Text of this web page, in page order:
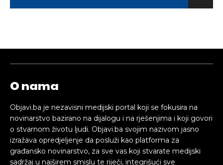
O nama
Objavi.ba je nezavisni medijski portal koji se fokusira na
novinarstvo bazirano na dijalogu i na rješenjima i koji govori
o stvarnom životu ljudi. Objavi.ba svojim nazivom jasno
izražava opredjeljenje da posluži kao platforma za
građansko novinarstvo, za sve vas koji stvarate medijski
sadržaj u najširem smislu te riječi, integrišući sve